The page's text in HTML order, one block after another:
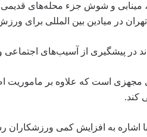
مینابی و شوش جزء محله‌های
در میادین بین المللی برای
در پیشگیری از آسیب‌های
مجهزی است که علاوه بر
کند.